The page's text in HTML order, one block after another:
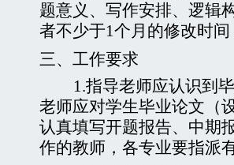
题意义、写作安排、逻辑
者不少于1个月的修改时
三、 工作要求
1.指导老师应认识到
老师应对学生毕业论文（
认真填写开题报告、中期
作的教师，各专业要指派